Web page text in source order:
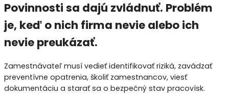
Povinnosti sa dajú zvládnuť. Problém
je, keď o nich firma nevie alebo ich
nevie preukázať.
Zamestnávateľ musí vedieť identifikovať riziká, zavádzať
preventívne opatrenia, školiť zamestnancov, viesť
dokumentáciu a starať sa o bezpečný stav pracovísk.